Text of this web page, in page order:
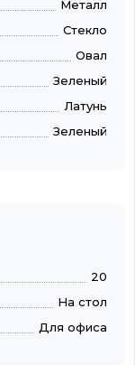
Металл
Стекло
Овал
Зеленый
Латунь
Зеленый
20
На стол
Для офиса